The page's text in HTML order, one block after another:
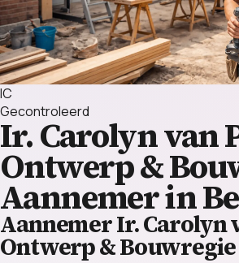
IC
Gecontroleerd
Ir. Carolyn van
Ontwerp &
Aannemer in
Aannemer Ir. Carolyn
Ontwerp & Bouwregie